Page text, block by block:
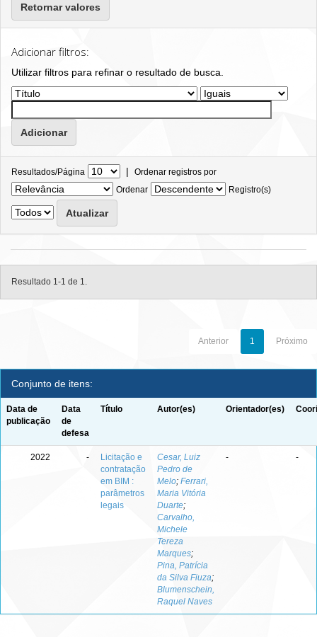
Retornar valores
Adicionar filtros:
Utilizar filtros para refinar o resultado de busca.
Resultados/Página | Ordenar registros por
Ordenar
Registro(s)
Resultado 1-1 de 1.
Anterior 1 Próximo
Conjunto de itens:
Data de
publicação
Data
de
defesa
Título Autor(es) Orientador(es)
2022 -
Licitação e
contratação
em BIM :
parâmetros
legais
Cesar, Luiz
Pedro de
Melo; Ferrari,
Maria Vitória
Duarte;
Carvalho,
Michele
Tereza
Marques;
Pina, Patrícia
da Silva Fiuza;
Blumenschein,
Raquel Naves
- -